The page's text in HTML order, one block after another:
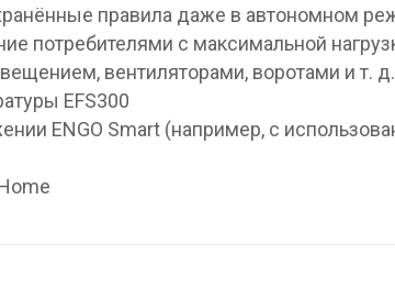
правила даже в автономном
потребителями с максимальной
вентиляторами, воротами и т. д.
EFS300
ENGO Smart (например, с